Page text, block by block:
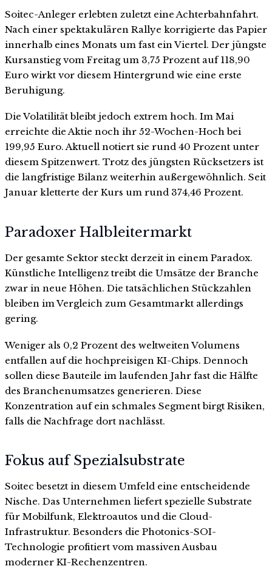
Soitec-Anleger erlebten zuletzt eine Achterbahnfahrt.
Nach einer spektakulären Rallye korrigierte das Papier
innerhalb eines Monats um fast ein Viertel. Der jüngste
Kursanstieg vom Freitag um 3,75 Prozent auf 118,90
Euro wirkt vor diesem Hintergrund wie eine erste
Beruhigung.
Die Volatilität bleibt jedoch extrem hoch. Im Mai
erreichte die Aktie noch ihr 52-Wochen-Hoch bei
199,95 Euro. Aktuell notiert sie rund 40 Prozent unter
diesem Spitzenwert. Trotz des jüngsten Rücksetzers ist
die langfristige Bilanz weiterhin außergewöhnlich. Seit
Januar kletterte der Kurs um rund 374,46 Prozent.
Paradoxer Halbleitermarkt
Der gesamte Sektor steckt derzeit in einem Paradox.
Künstliche Intelligenz treibt die Umsätze der Branche
zwar in neue Höhen. Die tatsächlichen Stückzahlen
bleiben im Vergleich zum Gesamtmarkt allerdings
gering.
Weniger als 0,2 Prozent des weltweiten Volumens
entfallen auf die hochpreisigen KI-Chips. Dennoch
sollen diese Bauteile im laufenden Jahr fast die Hälfte
des Branchenumsatzes generieren. Diese
Konzentration auf ein schmales Segment birgt Risiken,
falls die Nachfrage dort nachlässt.
Fokus auf Spezialsubstrate
Soitec besetzt in diesem Umfeld eine entscheidende
Nische. Das Unternehmen liefert spezielle Substrate
für Mobilfunk, Elektroautos und die Cloud-
Infrastruktur. Besonders die Photonics-SOI-
Technologie profitiert vom massiven Ausbau
moderner KI-Rechenzentren.